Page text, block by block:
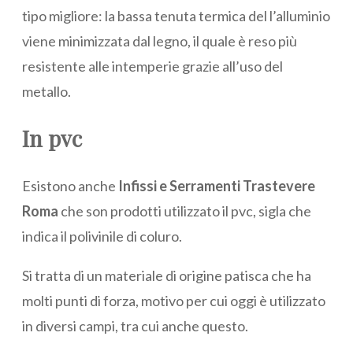
tipo migliore: la bassa tenuta termica del l’alluminio
viene minimizzata dal legno, il quale è reso più
resistente alle intemperie grazie all’uso del
metallo.
In pvc
Esistono anche Infissi e Serramenti Trastevere
Roma che son prodotti utilizzato il pvc, sigla che
indica il polivinile di coluro.
Si tratta di un materiale di origine patisca che ha
molti punti di forza, motivo per cui oggi è utilizzato
in diversi campi, tra cui anche questo.